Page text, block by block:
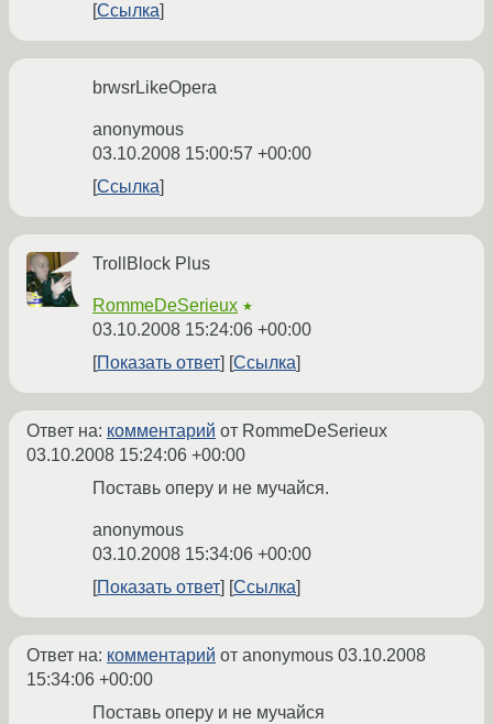
Ссылка
brwsrLikeOpera
anonymous
03.10.2008 15:00:57 +00:00
Ссылка
TrollBlock Plus
RommeDeSerieux ★
03.10.2008 15:24:06 +00:00
Показать ответ
Ссылка
Ответ на: комментарий от RommeDeSerieux
03.10.2008 15:24:06 +00:00
Поставь оперу и не мучайся.
anonymous
03.10.2008 15:34:06 +00:00
Показать ответ
Ссылка
Ответ на: комментарий от anonymous 03.10.2008
15:34:06 +00:00
Поставь оперу и не мучайся